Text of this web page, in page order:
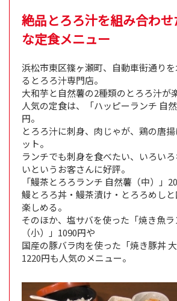
絶品とろろ汁を組み合わ
な定食メニュー
浜松市東区篠ヶ瀬町、自動車街通り
るとろろ汁専門店。
大和芋と自然薯の2種類のとろろ汁が
人気の定食は、「ハッピーランチ 自
円。
とろろ汁に刺身、肉じゃが、鶏の唐
ット。
ランチでも刺身を食べたい、いろい
いというお客さんに好評。
「鰻茶とろろランチ 自然薯（中）」
鰻とろろ丼・鰻茶漬け・とろろめし
楽しめる。
そのほか、塩サバを使った「焼き魚ラ
（小）」1090円や
国産の豚バラ肉を使った「焼き豚丼 大
1220円も人気のメニュー。